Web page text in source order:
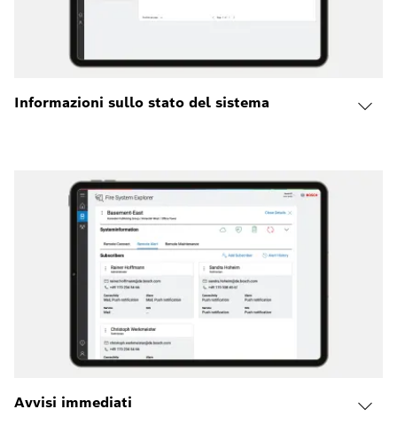
Informazioni sullo stato del sistema
Avvisi immediati